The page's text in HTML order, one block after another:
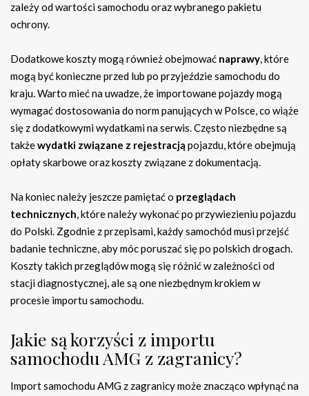
zależy od wartości samochodu oraz wybranego pakietu
ochrony.
Dodatkowe koszty mogą również obejmować naprawy, które
mogą być konieczne przed lub po przyjeździe samochodu do
kraju. Warto mieć na uwadze, że importowane pojazdy mogą
wymagać dostosowania do norm panujących w Polsce, co wiąże
się z dodatkowymi wydatkami na serwis. Często niezbędne są
takżewydatki związane z rejestracją pojazdu, które obejmują
opłaty skarbowe oraz koszty związane z dokumentacją.
Na koniec należy jeszcze pamiętać o przeglądach
technicznych, które należy wykonać po przywiezieniu pojazdu
do Polski. Zgodnie z przepisami, każdy samochód musi przejść
badanie techniczne, aby móc poruszać się po polskich drogach.
Koszty takich przeglądów mogą się różnić w zależności od
stacji diagnostycznej, ale są one niezbędnym krokiem w
procesie importu samochodu.
Jakie są korzyści z importu
samochodu AMG z zagranicy?
Import samochodu AMG z zagranicy może znacząco wpłynąć na